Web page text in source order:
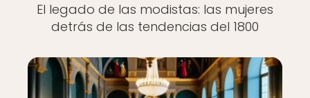
El legado de las modistas: las mujeres
detrás de las tendencias del 1800